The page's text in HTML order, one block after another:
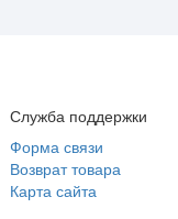
Служба поддержки
Форма связи
Возврат товара
Карта сайта